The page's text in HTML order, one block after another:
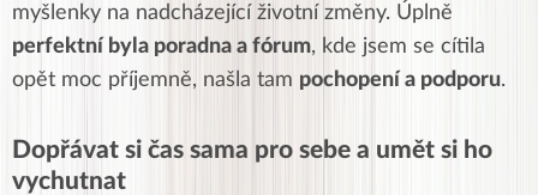
myšlenky na nadcházející životní změny. Úplně
perfektní byla poradna a fórum, kde jsem se cítila
opět moc příjemně, našla tam pochopení a podporu.
Dopřávat si čas sama pro sebe a umět si ho
vychutnat